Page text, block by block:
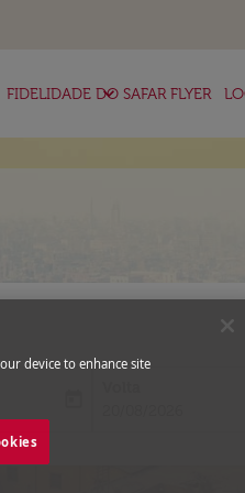
FIDELIDADE DO SAFAR FLYER
keyboard_arrow_down
fc-booking-return-
device to enhance site